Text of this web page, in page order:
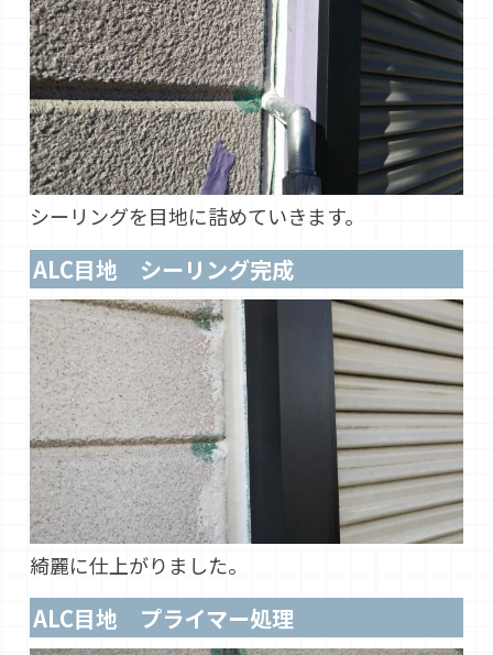
シーリングを目地に詰めていきます。
ALC目地 シーリング完成
綺麗に仕上がりました。
ALC目地 プライマー処理